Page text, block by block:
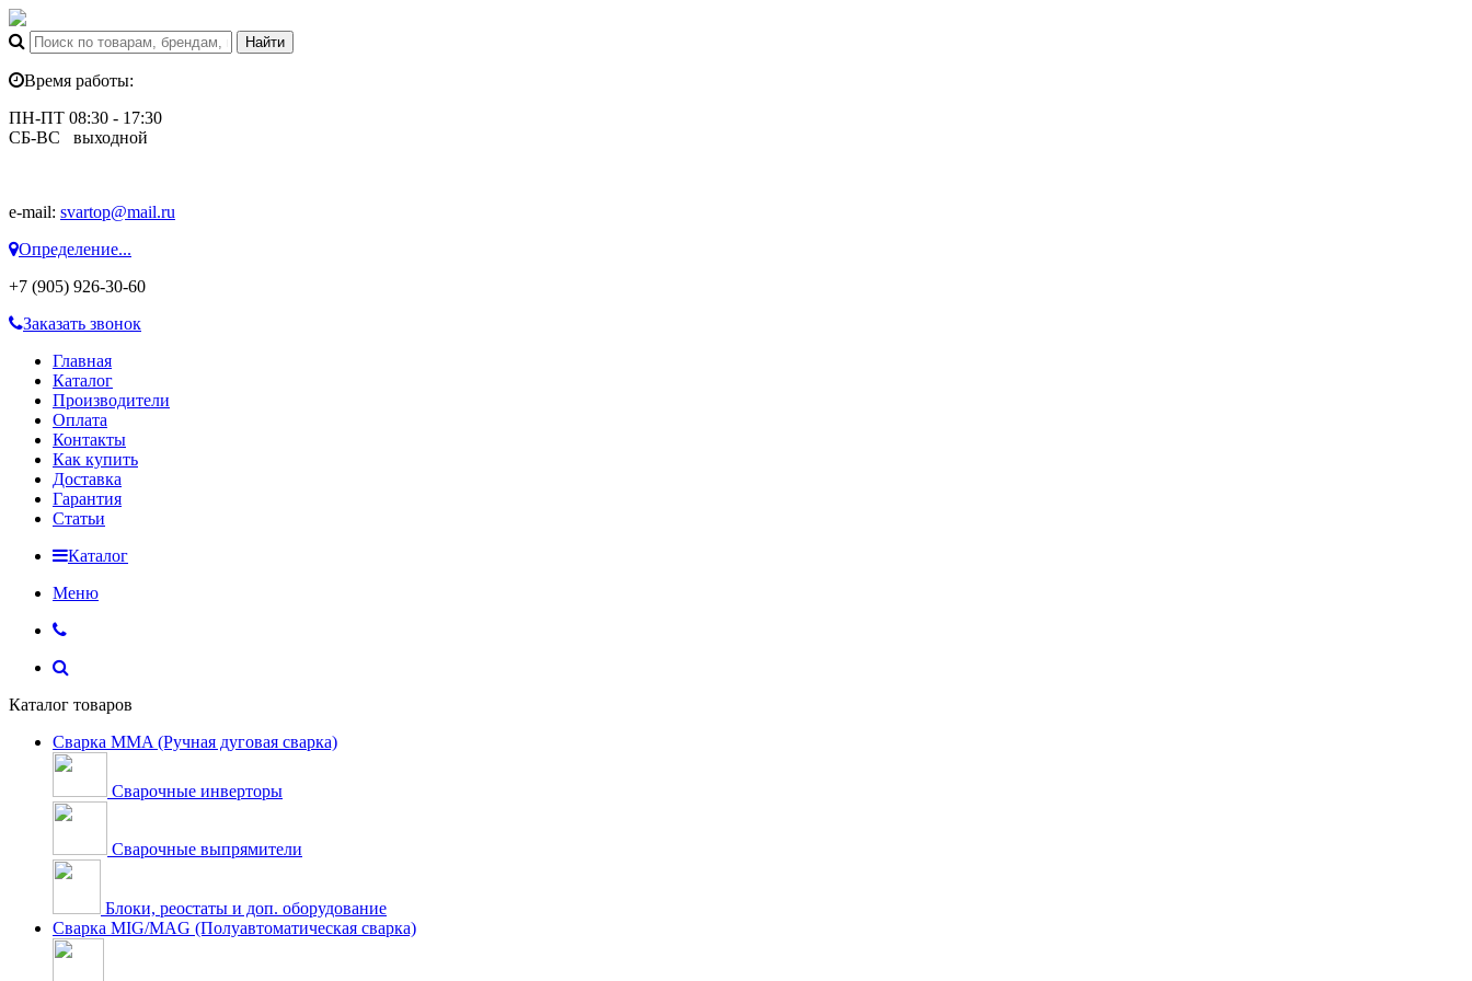
Время работы:
ПН-ПТ 08:30 - 17:30
СБ-ВС выходной
e-mail: svartop@mail.ru
Определение...
+7 (905) 926-30-60
Заказать звонок
Главная
Каталог
Производители
Оплата
Контакты
Как купить
Доставка
Гарантия
Статьи
Каталог
Меню
Каталог товаров
Сварка MMA (Ручная дуговая сварка)
Сварочные инверторы
Сварочные выпрямители
Блоки, реостаты и доп. оборудование
Сварка MIG/MAG (Полуавтоматическая сварка)